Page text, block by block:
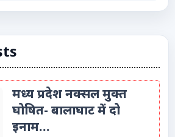
मध्य प्रदेश नक्सल मुक्त
घोषित- बालाघाट में दो
इनाम...